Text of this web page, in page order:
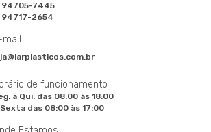
94705-7445
94717-2654
mail
de funcionamento
a Qui. das 08:00 às 18:00
Sexta das 08:00 às 17:00